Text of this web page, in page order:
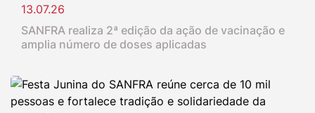
13.07.26
SANFRA realiza 2ª edição da ação de vacinação e
amplia número de doses aplicadas